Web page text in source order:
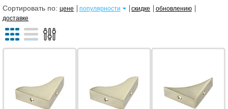
Сортировать по: цене популярности скидке
обновлению
доставке